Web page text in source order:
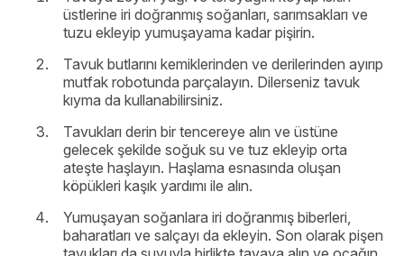
üstlerine iri doğranmış soğanları, sarımsakları ve
tuzu ekleyip yumuşayama kadar pişirin.
Tavuk butlarını kemiklerinden ve derilerinden ayırıp
mutfak robotunda parçalayın. Dilerseniz tavuk
kıyma da kullanabilirsiniz.
Tavukları derin bir tencereye alın ve üstüne
gelecek şekilde soğuk su ve tuz ekleyip orta
ateşte haşlayın. Haşlama esnasında oluşan
köpükleri kaşık yardımı ile alın.
Yumuşayan soğanlara iri doğranmış biberleri,
baharatları ve salçayı da ekleyin. Son olarak pişen